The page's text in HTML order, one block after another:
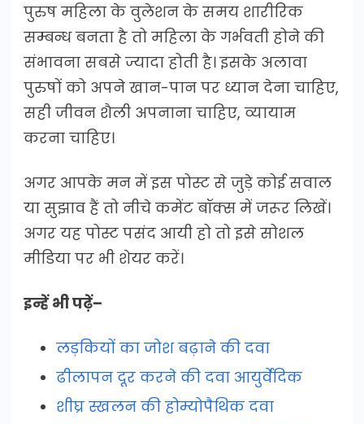
पुरुष महिला के वुलेशन के समय शारीरिक
सम्बन्ध बनता है तो महिला के गर्भवती होने की
संभावना सबसे ज्यादा होती है। इसके अलावा
पुरुषों को अपने खान-पान पर ध्यान देना चाहिए,
सही जीवन शैली अपनाना चाहिए, व्यायाम
करना चाहिए।
अगर आपके मन में इस पोस्ट से जुड़े कोई सवाल
या सुझाव हैं तो नीचे कमेंट बॉक्स में जरूर लिखें।
अगर यह पोस्ट पसंद आयी हो तो इसे सोशल
मीडिया पर भी शेयर करें।
इन्हें भी पढ़ें–
लड़कियों का जोश बढ़ाने की दवा
ढीलापन दूर करने की दवा आयुर्वेदिक
शीघ्र स्खलन की होम्योपैथिक दवा